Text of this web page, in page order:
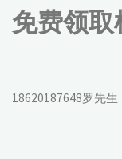
免费领取
18620187648罗先生